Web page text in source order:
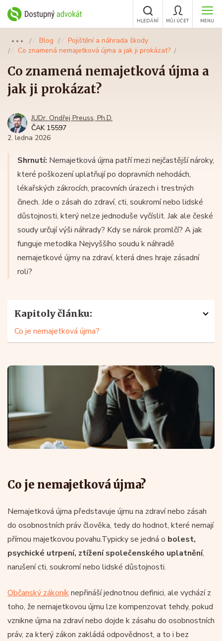
MENU
MŮJ ÚČET
HLEDÁNÍ
●●● Blog
Pojištění a náhrada škody
Co znamená nemajetková újma a jak ji prokázat?
Co znamená nemajetková újma a
jak ji prokázat?
JUDr. Ondřej Preuss, Ph.D.
ČAK 15597
2. ledna 2026
Shrnutí: Nemajetková újma patří mezi nejčastější nároky,
které poškození uplatňují po dopravních nehodách,
lékařských zákrocích, pracovních úrazech i trestných
činech. Jde o zásah do zdraví, cti, soukromí nebo lidské
důstojnosti, který nelze jednoduše vyčíslit. Jak ale české
soudy určují výši náhrady? Kdy se nárok promlčí? A jak
funguje metodika Nejvyššího soudu k náhradě
nemajetkové újmy na zdraví, která dnes hraje zásadní
roli?
Kapitoly článku:
Co je nemajetková újma?
Co je nemajetková újma?
Nemajetková újma představuje újmu na zdraví nebo zásah
do osobnostních práv člověka, tedy do hodnot, které nemají
přímou majetkovou povahu.Typicky se jedná o bolest,
psychické utrpení, ztížení společenského uplatnění,
narušení cti, soukromí nebo lidské důstojnosti.
Občanský zákoníknepřináší jednotnou definici, ale vychází z
toho, že nemajetkovou újmu lze kompenzovat tehdy, pokud
vznikne újma na zdraví nebo dojde k zásahu do osobnostních
práv, za který zákon zakládá odpovědnost, a to i bez